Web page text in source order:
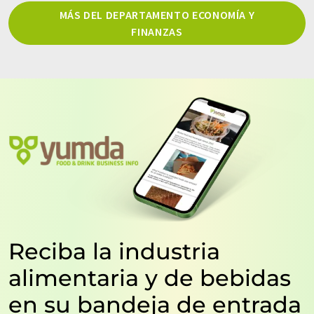
MÁS DEL DEPARTAMENTO ECONOMÍA Y
FINANZAS
Reciba la industria
alimentaria y de bebidas
en su bandeja de entrada